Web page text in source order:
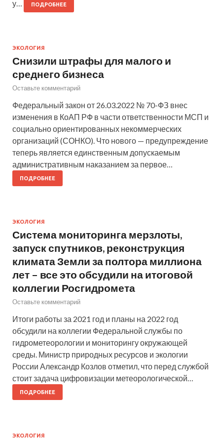
у… ПОДРОБНЕЕ
ЭКОЛОГИЯ
Снизили штрафы для малого и
среднего бизнеса
Оставьте комментарий
Федеральный закон от 26.03.2022 № 70-ФЗ внес
изменения в КоАП РФ в части ответственности МСП и
социально ориентированных некоммерческих
организаций (СОНКО). Что нового — предупреждение
теперь является единственным допускаемым
административным наказанием за первое…
ПОДРОБНЕЕ
ЭКОЛОГИЯ
Система мониторинга мерзлоты,
запуск спутников, реконструкция
климата Земли за полтора миллиона
лет – все это обсудили на итоговой
коллегии Росгидромета
Оставьте комментарий
Итоги работы за 2021 год и планы на 2022 год
обсудили на коллегии Федеральной службы по
гидрометеорологии и мониторингу окружающей
среды. Министр природных ресурсов и экологии
России Александр Козлов отметил, что перед службой
стоит задача цифровизации метеорологической…
ПОДРОБНЕЕ
ЭКОЛОГИЯ